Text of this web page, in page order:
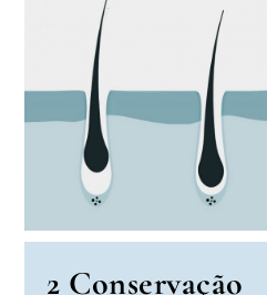
2 Conservação